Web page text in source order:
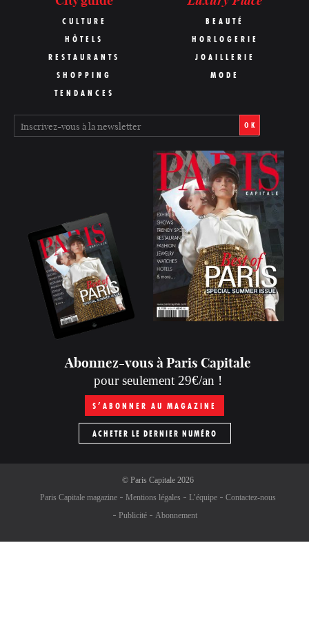
CULTURE
HÔTELS
RESTAURANTS
SHOPPING
TENDANCES
BEAUTÉ
HORLOGERIE
JOAILLERIE
MODE
OK
Abonnez-vous à Paris Capitale
pour seulement 29€/an !
S’ABONNER AU MAGAZINE
ACHETER LE DERNIER NUMÉRO
© Paris Capitale2026
Paris Capitale magazine
Mentions légales L’équipe
Contactez-nous
Publicité
Abonnement